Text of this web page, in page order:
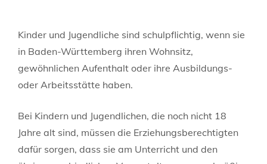
Kinder und Jugendliche sind schulpflichtig, wenn sie
in Baden-Württemberg ihren Wohnsitz,
gewöhnlichen Aufenthalt oder ihre Ausbildungs-
oder Arbeitsstätte haben.
Bei Kindern und Jugendlichen, die noch nicht 18
Jahre alt sind, müssen die Erziehungsberechtigten
dafür sorgen, dass sie am Unterricht und den